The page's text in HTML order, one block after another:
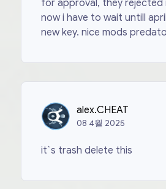
for approval, they rejected
now i have to wait untill
new key. nice mods
alex.CHEAT
08 4월 2025
it`s trash delete this